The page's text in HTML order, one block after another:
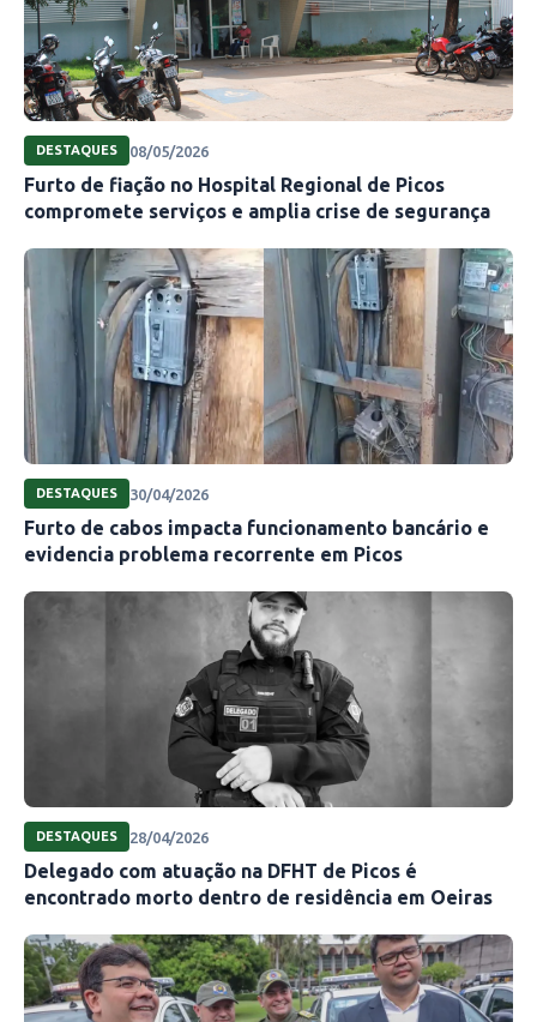
DESTAQUES 08/05/2026
Furto de fiação no Hospital Regional de Picos
compromete serviços e amplia crise de segurança
DESTAQUES 30/04/2026
Furto de cabos impacta funcionamento bancário e
evidencia problema recorrente em Picos
DESTAQUES 28/04/2026
Delegado com atuação na DFHT de Picos é
encontrado morto dentro de residência em Oeiras